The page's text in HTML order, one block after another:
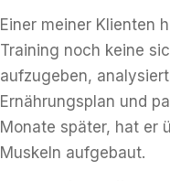
Einer meiner Klienten
Training noch keine
aufzugeben,
Ernährungsplan und
Monate später, hat er
Muskeln aufgebaut.